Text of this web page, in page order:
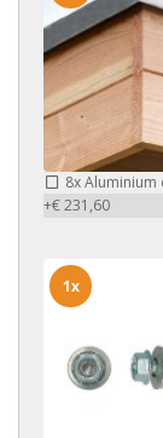
8xAluminium
+€ 231,60
1x